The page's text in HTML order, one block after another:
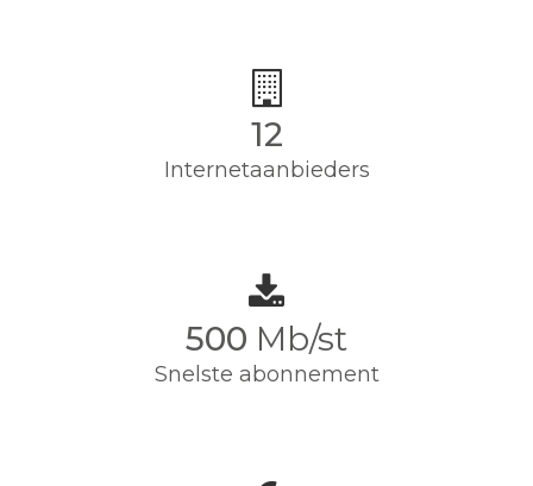
12
Internetaanbieders
500 Mb/st
Snelste abonnement